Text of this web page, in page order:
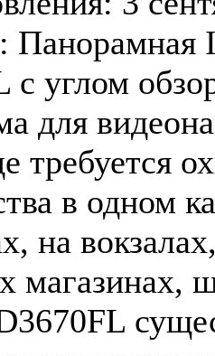
Панорамная
с углом
для
требуется
в одном
на
магазинах,